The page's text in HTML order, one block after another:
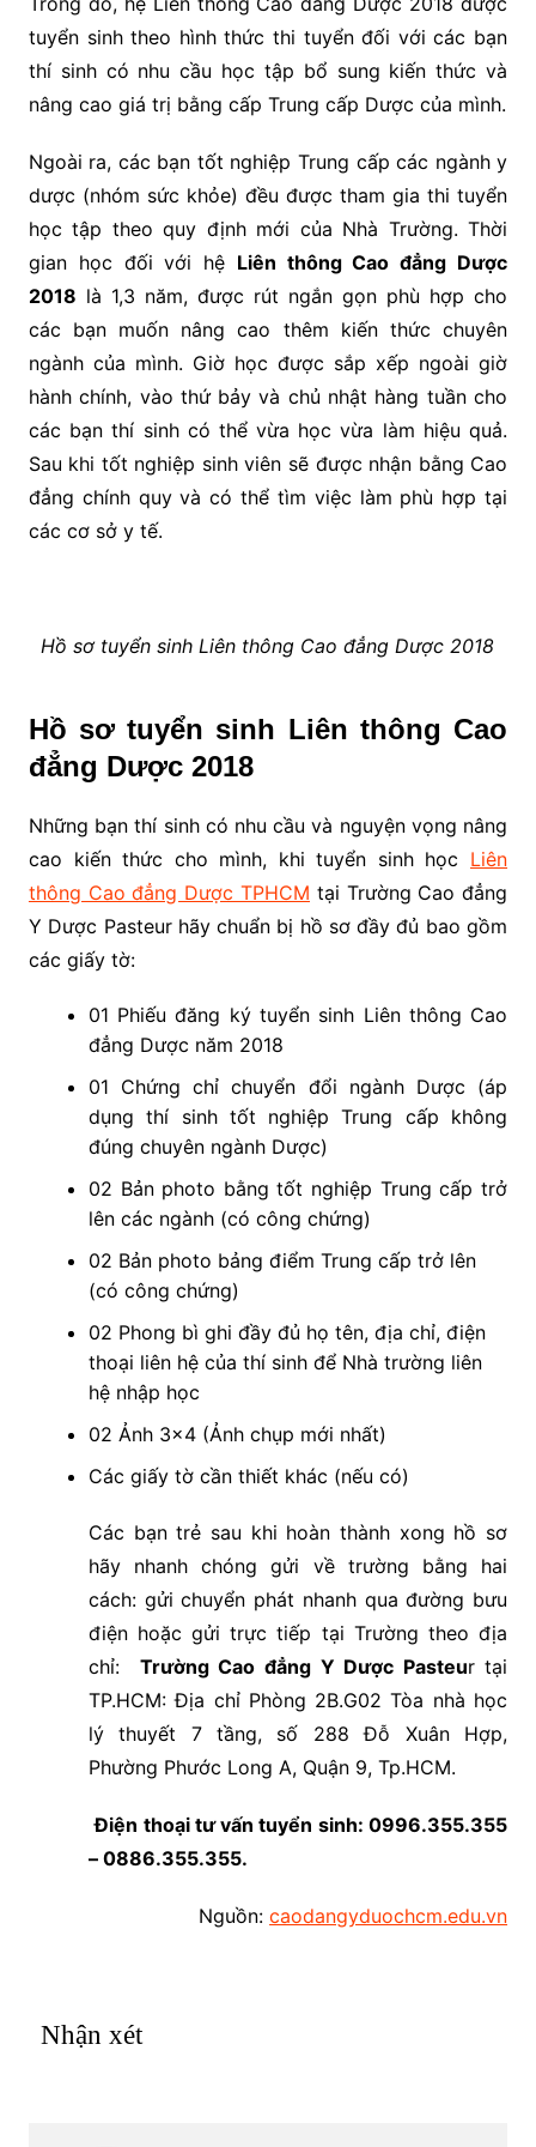
tuyển sinh theo hình thức thi tuyển đối với các bạn
thí sinh có nhu cầu học tập bổ sung kiến thức và
nâng cao giá trị bằng cấp Trung cấp Dược của mình.
Ngoài ra, các bạn tốt nghiệp Trung cấp các ngành y
dược (nhóm sức khỏe) đều được tham gia thi tuyển
học tập theo quy định mới của Nhà Trường. Thời
gian học đối với hệ Liên thông Cao đẳng Dược
2018 là 1,3 năm, được rút ngắn gọn phù hợp cho
các bạn muốn nâng cao thêm kiến thức chuyên
ngành của mình. Giờ học được sắp xếp ngoài giờ
hành chính, vào thứ bảy và chủ nhật hàng tuần cho
các bạn thí sinh có thể vừa học vừa làm hiệu quả.
Sau khi tốt nghiệp sinh viên sẽ được nhận bằng Cao
đẳng chính quy và có thể tìm việc làm phù hợp tại
các cơ sở y tế.
Hồ sơ tuyển sinh Liên thông Cao đẳng Dược 2018
Hồ sơ tuyển sinh Liên thông Cao
đẳng Dược 2018
Những bạn thí sinh có nhu cầu và nguyện vọng nâng
cao kiến thức cho mình, khi tuyển sinh học Liên
thông Cao đẳng Dược TPHCM tại Trường Cao đẳng
Y Dược Pasteur hãy chuẩn bị hồ sơ đầy đủ bao gồm
các giấy tờ:
01 Phiếu đăng ký tuyển sinh Liên thông Cao
đẳng Dược năm 2018
01 Chứng chỉ chuyển đổi ngành Dược (áp
dụng thí sinh tốt nghiệp Trung cấp không
đúng chuyên ngành Dược)
02 Bản photo bằng tốt nghiệp Trung cấp trở
lên các ngành (có công chứng)
02 Bản photo bảng điểm Trung cấp trở lên
(có công chứng)
02 Phong bì ghi đầy đủ họ tên, địa chỉ, điện
thoại liên hệ của thí sinh để Nhà trường liên
hệ nhập học
02 Ảnh 3×4 (Ảnh chụp mới nhất)
Các giấy tờ cần thiết khác (nếu có)
Các bạn trẻ sau khi hoàn thành xong hồ sơ
hãy nhanh chóng gửi về trường bằng hai
cách: gửi chuyển phát nhanh qua đường bưu
điện hoặc gửi trực tiếp tại Trường theo địa
chỉ: Trường Cao đẳng Y Dược Pasteur tại
TP.HCM: Địa chỉ Phòng 2B.G02 Tòa nhà học
lý thuyết 7 tầng, số 288 Đỗ Xuân Hợp,
Phường Phước Long A, Quận 9, Tp.HCM.
Điện thoại tư vấn tuyển sinh: 0996.355.355
– 0886.355.355.
Nguồn:caodangyduochcm.edu.vn
Nhận xét